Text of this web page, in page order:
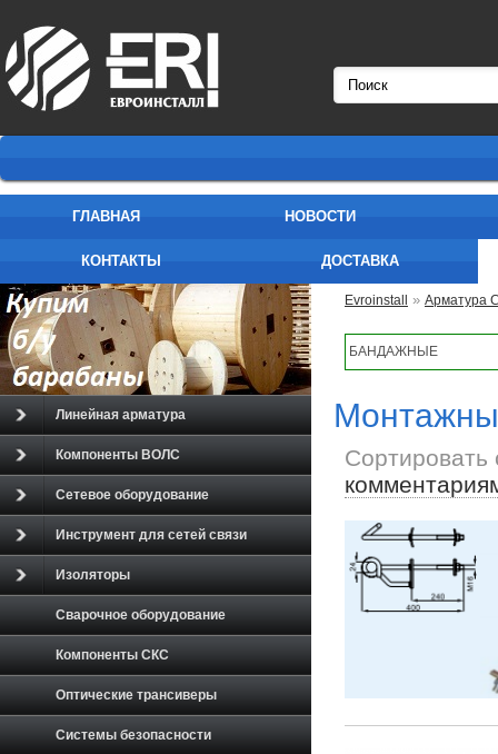
ГЛАВНАЯ НОВОСТИ
КОНТАКТЫ ДОСТАВКА
Evroinstall » Арматура
БАНДАЖНЫЕ
Сортировать
Линейная арматура
Компоненты ВОЛС
Сетевое оборудование
Инструмент для сетей связи
Изоляторы
Сварочное оборудование
Компоненты СКС
Оптические трансиверы
Системы безопасности